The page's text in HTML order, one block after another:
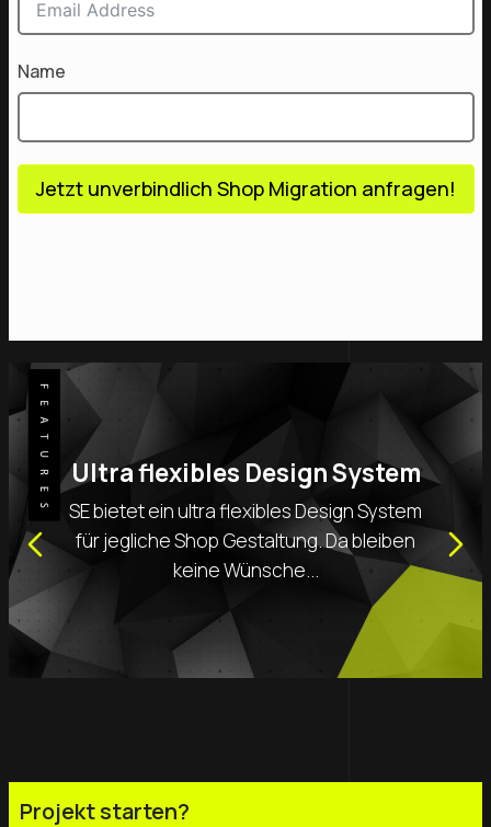
Name
Jetzt unverbindlich Shop Migration anfragen!
Ultra flexibles Design System
SE bietet ein ultra flexibles Design System
für jegliche Shop Gestaltung. Da bleiben
keine Wünsche...
Projekt starten?